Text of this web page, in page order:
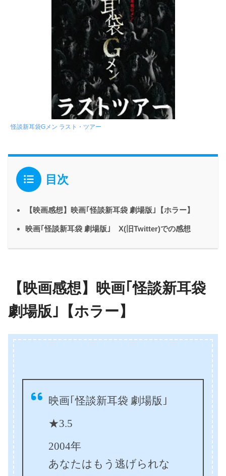
怪談新耳袋Gメン ラスト・ツアー
目次
【映画感想】映画｢怪談新耳袋 劇場版｣【ホラー】
映画｢怪談新耳袋 劇場版｣ X(旧Twitter)での感想
【映画感想】映画｢怪談新耳袋
劇場版｣【ホラー】
映画｢怪談新耳袋 劇場版｣
★3.5
2004年
あなたはもう逃げられな